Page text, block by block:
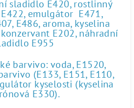
sladidlo E420, rostlinný
emulgátor E471,
E486, aroma, kyselina
E202, náhradní
E955
barvivo: voda, E1520,
(E133, E151, E110,
kyselosti (kyselina
E330).